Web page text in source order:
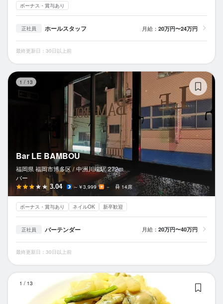
ボーナス・賞与あり
正社員 ホールスタッフ 月給： 20万円〜24万円
最終更新日：30日以上前
1 / 13
Bar LE BAMBOU
福岡県 福岡市博多区 / 中洲川端駅 272m
バー
3.04 ～￥3,999 － 14席
ボーナス・賞与あり ネイルOK 新卒歓迎
正社員 バーテンダー 月給： 20万円〜40万円
最終更新日：30日以上前
1 / 13